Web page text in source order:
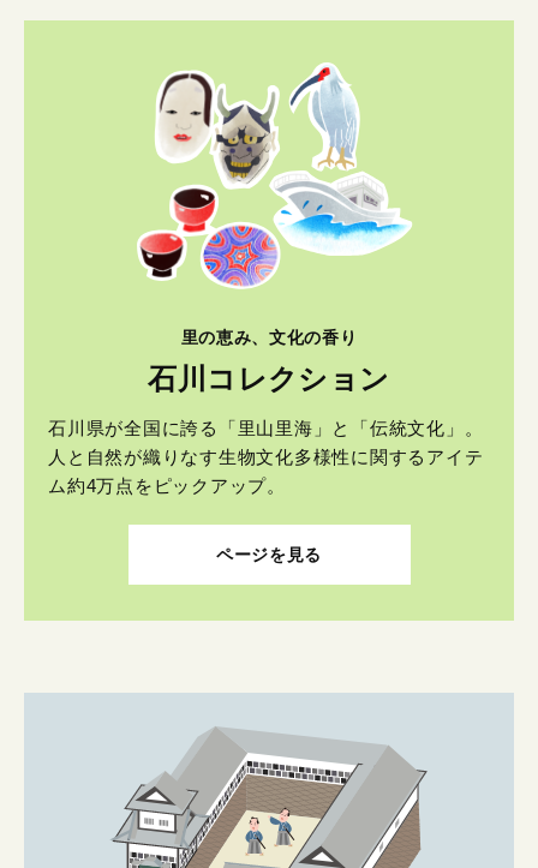
里の恵み、文化の香り
石川コレクション
石川県が全国に誇る「里山里海」と「伝統文化」。
人と自然が織りなす生物文化多様性に関するアイテ
ム約4万点をピックアップ。
ページを見る